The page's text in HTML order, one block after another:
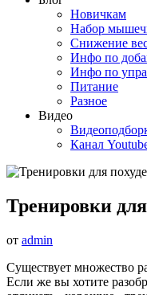
Новичкам
Набор
Снижение
Инфо по
Инфо по
Питание
Разное
Видео
Канал
Тренировки
от admin
Существует множество
Если же вы хотите